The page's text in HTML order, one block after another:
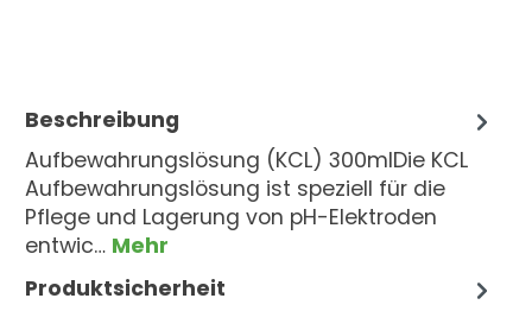
Beschreibung
Aufbewahrungslösung (KCL) 300mlDie KCL
Aufbewahrungslösung ist speziell für die
Pflege und Lagerung von pH-Elektroden
entwic… Mehr
Produktsicherheit